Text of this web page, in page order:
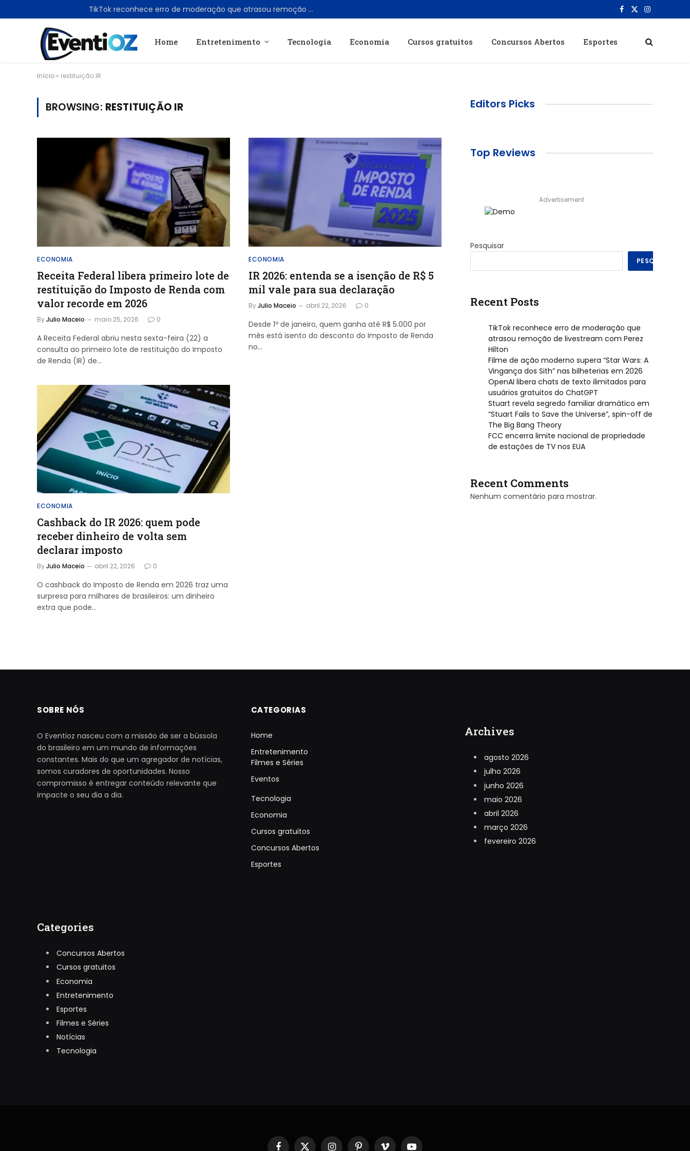
TikTok reconhece erro de moderação que atrasou remoção de livestream com Perez Hilton Facebook
X
Instagram
Home Entretenimento Tecnologia Economia Cursos gratuitos Concursos Abertos Esportes
Início » restituição IR
BROWSING: RESTITUIÇÃO IR
ECONOMIA
Receita Federal libera primeiro lote de
restituição do Imposto de Renda com
valor recorde em 2026
ByJulio Maceio maio 25, 2026 0
A Receita Federal abriu nesta sexta-feira (22) a
consulta ao primeiro lote de restituição do Imposto
de Renda (IR) de…
ECONOMIA
IR 2026: entenda se a isenção de R$ 5
mil vale para sua declaração
ByJulio Maceio abril 22, 2026 0
Desde 1º de janeiro, quem ganha até R$ 5.000 por
mês está isento do desconto do Imposto de Renda
no…
ECONOMIA
Cashback do IR 2026: quem pode
receber dinheiro de volta sem
declarar imposto
ByJulio Maceio abril 22, 2026 0
O cashback do Imposto de Renda em 2026 traz uma
surpresa para milhares de brasileiros: um dinheiro
extra que pode…
Editors Picks
Top Reviews
Advertisement
Pesquisar
PESQUISAR
Recent Posts
TikTok reconhece erro de moderação que
atrasou remoção de livestream com Perez
Hilton
Filme de ação moderno supera “Star Wars: A
Vingança dos Sith” nas bilheterias em 2026
OpenAI libera chats de texto ilimitados para
usuários gratuitos do ChatGPT
Stuart revela segredo familiar dramático em
“Stuart Fails to Save the Universe”, spin-off de
The Big Bang Theory
FCC encerra limite nacional de propriedade
de estações de TV nos EUA
Recent Comments
Nenhum comentário para mostrar.
SOBRE NÓS
O Eventioz nasceu com a missão de ser a bússola
do brasileiro em um mundo de informações
constantes. Mais do que um agregador de notícias,
somos curadores de oportunidades. Nosso
compromisso é entregar conteúdo relevante que
impacte o seu dia a dia.
CATEGORIAS
Home
Entretenimento
Filmes e Séries
Eventos
Tecnologia
Economia
Cursos gratuitos
Concursos Abertos
Esportes
Archives
agosto 2026
julho 2026
junho 2026
maio 2026
abril 2026
março 2026
fevereiro 2026
Categories
Concursos Abertos
Cursos gratuitos
Economia
Entretenimento
Esportes
Filmes e Séries
Notícias
Tecnologia